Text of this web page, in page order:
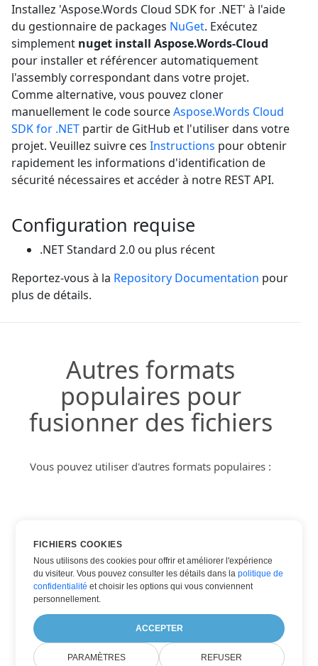
Installez 'Aspose.Words Cloud SDK for .NET' à l'aide
du gestionnaire de packages NuGet. Exécutez
simplement nuget install Aspose.Words-Cloud
pour installer et référencer automatiquement
l'assembly correspondant dans votre projet.
Comme alternative, vous pouvez cloner
manuellement le code sourceAspose.Words Cloud
SDK for .NET partir de GitHub et l'utiliser dans votre
projet. Veuillez suivre ces Instructions pour obtenir
rapidement les informations d'identification de
sécurité nécessaires et accéder à notre REST API.
Configuration requise
.NET Standard 2.0 ou plus récent
Reportez-vous à la Repository Documentation pour
plus de détails.
Autres formats
populaires pour
fusionner des fichiers
Vous pouvez utiliser d'autres formats populaires :
PDF DANS IMAGE
PDF DANS JPG
PDF DANS PNG
PDF DANS XPS
FICHIERS COOKIES
Nous utilisons des cookies pour offrir et améliorer l'expérience
du visiteur. Vous pouvez consulter les détails dans lapolitique de
confidentialité et choisir les options qui vous conviennent
personnellement.
ACCEPTER
PARAMÈTRES REFUSER